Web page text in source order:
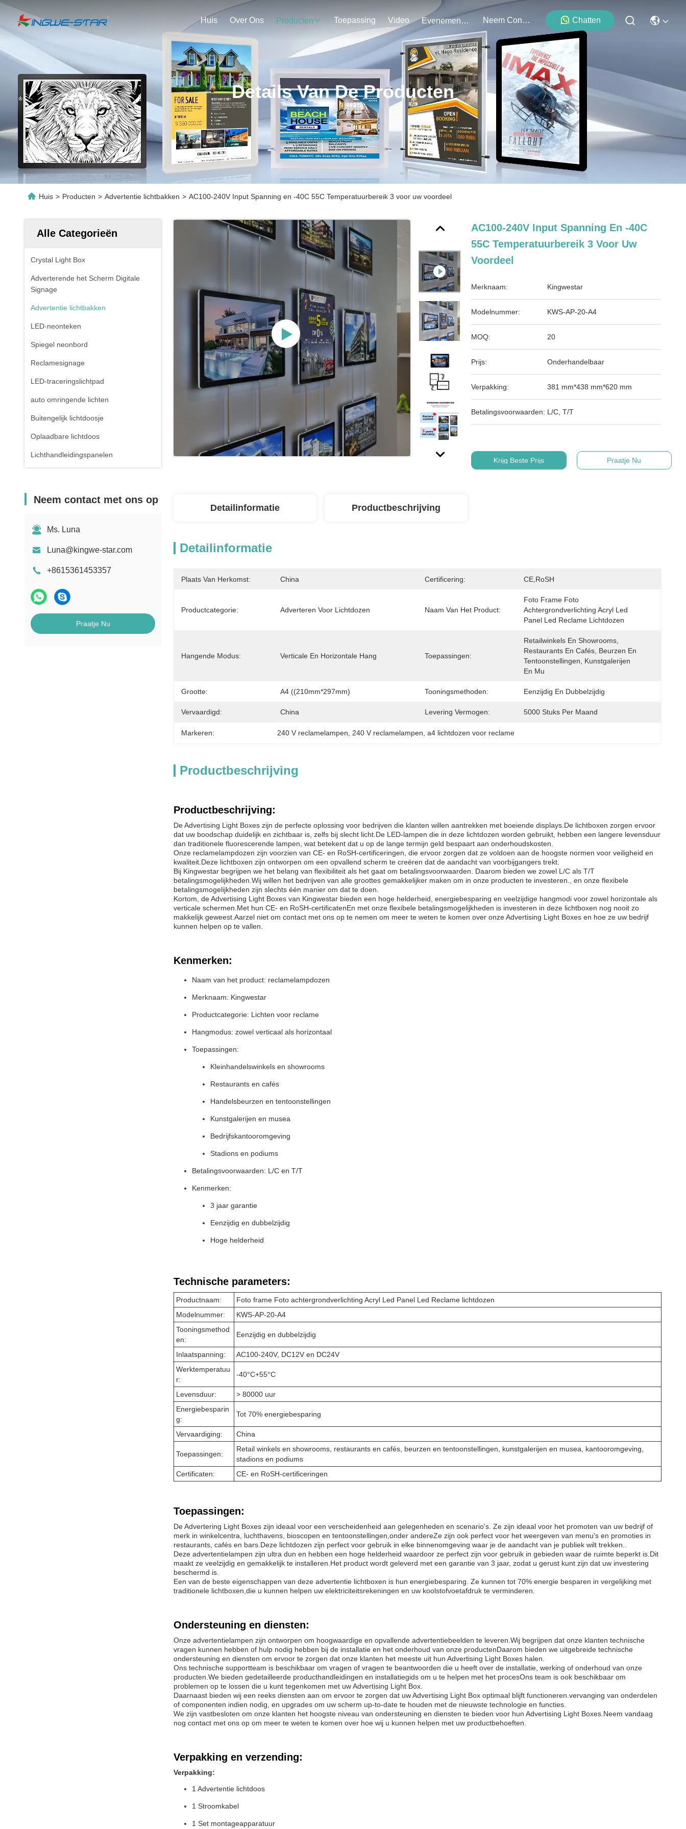
Huis Over Ons Producten Toepassing Video Evenementen Neem Contact Met Ons Op Chatten
Details Van De Producten
Huis > Producten > Advertentie lichtbakken > AC100-240V Input Spanning en -40C 55C Temperatuurbereik 3 voor uw voordeel
Alle Categorieën
Crystal Light Box
Adverterende het Scherm Digitale
Signage
Advertentie lichtbakken
LED-neonteken
Spiegel neonbord
Reclamesignage
LED-traceringslichtpad
auto omringende lichten
Buitengelijk lichtdoosje
Oplaadbare lichtdoos
Lichthandleidingspanelen
Neem contact met ons op
Ms. Luna
Luna@kingwe-star.com
+8615361453357
Praatje Nu
AC100-240V Input Spanning En -40C
55C Temperatuurbereik 3 Voor Uw
Voordeel
Merknaam: Kingwestar
Modelnummer: KWS-AP-20-A4
MOQ: 20
Prijs: Onderhandelbaar
Verpakking: 381 mm*438 mm*620 mm
Betalingsvoorwaarden: L/C, T/T
Krijg Beste Prijs Praatje Nu
Detailinformatie Productbeschrijving
Detailinformatie
Plaats Van Herkomst: China Certificering: CE,RoSH
Productcategorie: Adverteren Voor Lichtdozen Naam Van Het Product:
Foto Frame Foto
Achtergrondverlichting Acryl Led
Panel Led Reclame Lichtdozen
Hangende Modus: Verticale En Horizontale Hang Toepassingen:
Retailwinkels En Showrooms,
Restaurants En Cafés, Beurzen En
Tentoonstellingen, Kunstgalerijen
En Mu
Grootte: A4 ((210mm*297mm) Tooningsmethoden: Eenzijdig En Dubbelzijdig
Vervaardigd: China Levering Vermogen: 5000 Stuks Per Maand
Markeren: 240 V reclamelampen 240 V reclamelampen , a4 lichtdozen voor reclame
Productbeschrijving
Productbeschrijving:
De Advertising Light Boxes zijn de perfecte oplossing voor bedrijven die klanten willen aantrekken met boeiende displays.De lichtboxen zorgen ervoor
dat uw boodschap duidelijk en zichtbaar is, zelfs bij slecht licht.De LED-lampen die in deze lichtdozen worden gebruikt, hebben een langere levensduur
dan traditionele fluorescerende lampen, wat betekent dat u op de lange termijn geld bespaart aan onderhoudskosten.
Onze reclamelampdozen zijn voorzien van CE- en RoSH-certificeringen, die ervoor zorgen dat ze voldoen aan de hoogste normen voor veiligheid en
kwaliteit.Deze lichtboxen zijn ontworpen om een opvallend scherm te creëren dat de aandacht van voorbijgangers trekt.
Bij Kingwestar begrijpen we het belang van flexibiliteit als het gaat om betalingsvoorwaarden. Daarom bieden we zowel L/C als T/T
betalingsmogelijkheden.Wij willen het bedrijven van alle groottes gemakkelijker maken om in onze producten te investeren., en onze flexibele
betalingsmogelijkheden zijn slechts één manier om dat te doen.
Kortom, de Advertising Light Boxes van Kingwestar bieden een hoge helderheid, energiebesparing en veelzijdige hangmodi voor zowel horizontale als
verticale schermen.Met hun CE- en RoSH-certificatenEn met onze flexibele betalingsmogelijkheden is investeren in deze lichtboxen nog nooit zo
makkelijk geweest.Aarzel niet om contact met ons op te nemen om meer te weten te komen over onze Advertising Light Boxes en hoe ze uw bedrijf
kunnen helpen op te vallen.
Kenmerken:
Naam van het product: reclamelampdozen
Merknaam: Kingwestar
Productcategorie: Lichten voor reclame
Hangmodus: zowel verticaal als horizontaal
Toepassingen:
Kleinhandelswinkels en showrooms
Restaurants en cafés
Handelsbeurzen en tentoonstellingen
Kunstgalerijen en musea
Bedrijfskantooromgeving
Stadions en podiums
Betalingsvoorwaarden: L/C en T/T
Kenmerken:
3 jaar garantie
Eenzijdig en dubbelzijdig
Hoge helderheid
Technische parameters:
Productnaam:
Foto frame Foto achtergrondverlichting Acryl Led Panel Led Reclame lichtdozen
Modelnummer:
KWS-AP-20-A4
Tooningsmethod
en:
Eenzijdig en dubbelzijdig
Inlaatspanning:
AC100-240V, DC12V en DC24V
Werktemperatuu
r:
-40°C+55°C
Levensduur:
> 80000 uur
Energiebesparin
g:
Tot 70% energiebesparing
Vervaardiging: China
Toepassingen:
Retail winkels en showrooms, restaurants en cafés, beurzen en tentoonstellingen, kunstgalerijen en musea, kantooromgeving,
stadions en podiums
Certificaten:
CE- en RoSH-certificeringen
Toepassingen:
De Advertering Light Boxes zijn ideaal voor een verscheidenheid aan gelegenheden en scenario's. Ze zijn ideaal voor het promoten van uw bedrijf of
merk in winkelcentra, luchthavens, bioscopen en tentoonstellingen,onder andereZe zijn ook perfect voor het weergeven van menu's en promoties in
restaurants, cafés en bars.Deze lichtdozen zijn perfect voor gebruik in elke binnenomgeving waar je de aandacht van je publiek wilt trekken..
Deze advertentielampen zijn ultra dun en hebben een hoge helderheid waardoor ze perfect zijn voor gebruik in gebieden waar de ruimte beperkt is.Dit
maakt ze veelzijdig en gemakkelijk te installeren.Het product wordt geleverd met een garantie van 3 jaar, zodat u gerust kunt zijn dat uw investering
beschermd is.
Een van de beste eigenschappen van deze advertentie lichtboxen is hun energiebesparing. Ze kunnen tot 70% energie besparen in vergelijking met
traditionele lichtboxen,die u kunnen helpen uw elektriciteitsrekeningen en uw koolstofvoetafdruk te verminderen.
Ondersteuning en diensten:
Onze advertentielampen zijn ontworpen om hoogwaardige en opvallende advertentiebeelden te leveren.Wij begrijpen dat onze klanten technische
vragen kunnen hebben of hulp nodig hebben bij de installatie en het onderhoud van onze productenDaarom bieden we uitgebreide technische
ondersteuning en diensten om ervoor te zorgen dat onze klanten het meeste uit hun Advertising Light Boxes halen.
Ons technische supportteam is beschikbaar om vragen of vragen te beantwoorden die u heeft over de installatie, werking of onderhoud van onze
producten.We bieden gedetailleerde producthandleidingen en installatiegids om u te helpen met het procesOns team is ook beschikbaar om
problemen op te lossen die u kunt tegenkomen met uw Advertising Light Box.
Daarnaast bieden wij een reeks diensten aan om ervoor te zorgen dat uw Advertising Light Box optimaal blijft functioneren.vervanging van onderdelen
of componenten indien nodig, en upgrades om uw scherm up-to-date te houden met de nieuwste technologie en functies.
We zijn vastbesloten om onze klanten het hoogste niveau van ondersteuning en diensten te bieden voor hun Advertising Light Boxes.Neem vandaag
nog contact met ons op om meer te weten te komen over hoe wij u kunnen helpen met uw productbehoeften.
Verpakking en verzending:
Verpakking:
1 Advertentie lichtdoos
1 Stroomkabel
1 Set montageapparatuur